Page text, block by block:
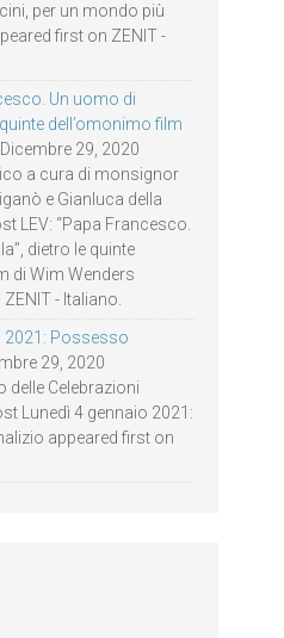
per un mondo più
first on ZENIT -
Un uomo di
dell’omonimo film
Dicembre 29, 2020
a cura di monsignor
e Gianluca della
LEV: “Papa Francesco.
dietro le quinte
di Wim Wenders
- Italiano.
2021: Possesso
29, 2020
delle Celebrazioni
Lunedì 4 gennaio 2021:
appeared first on